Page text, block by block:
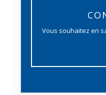
Vous souhaitez en